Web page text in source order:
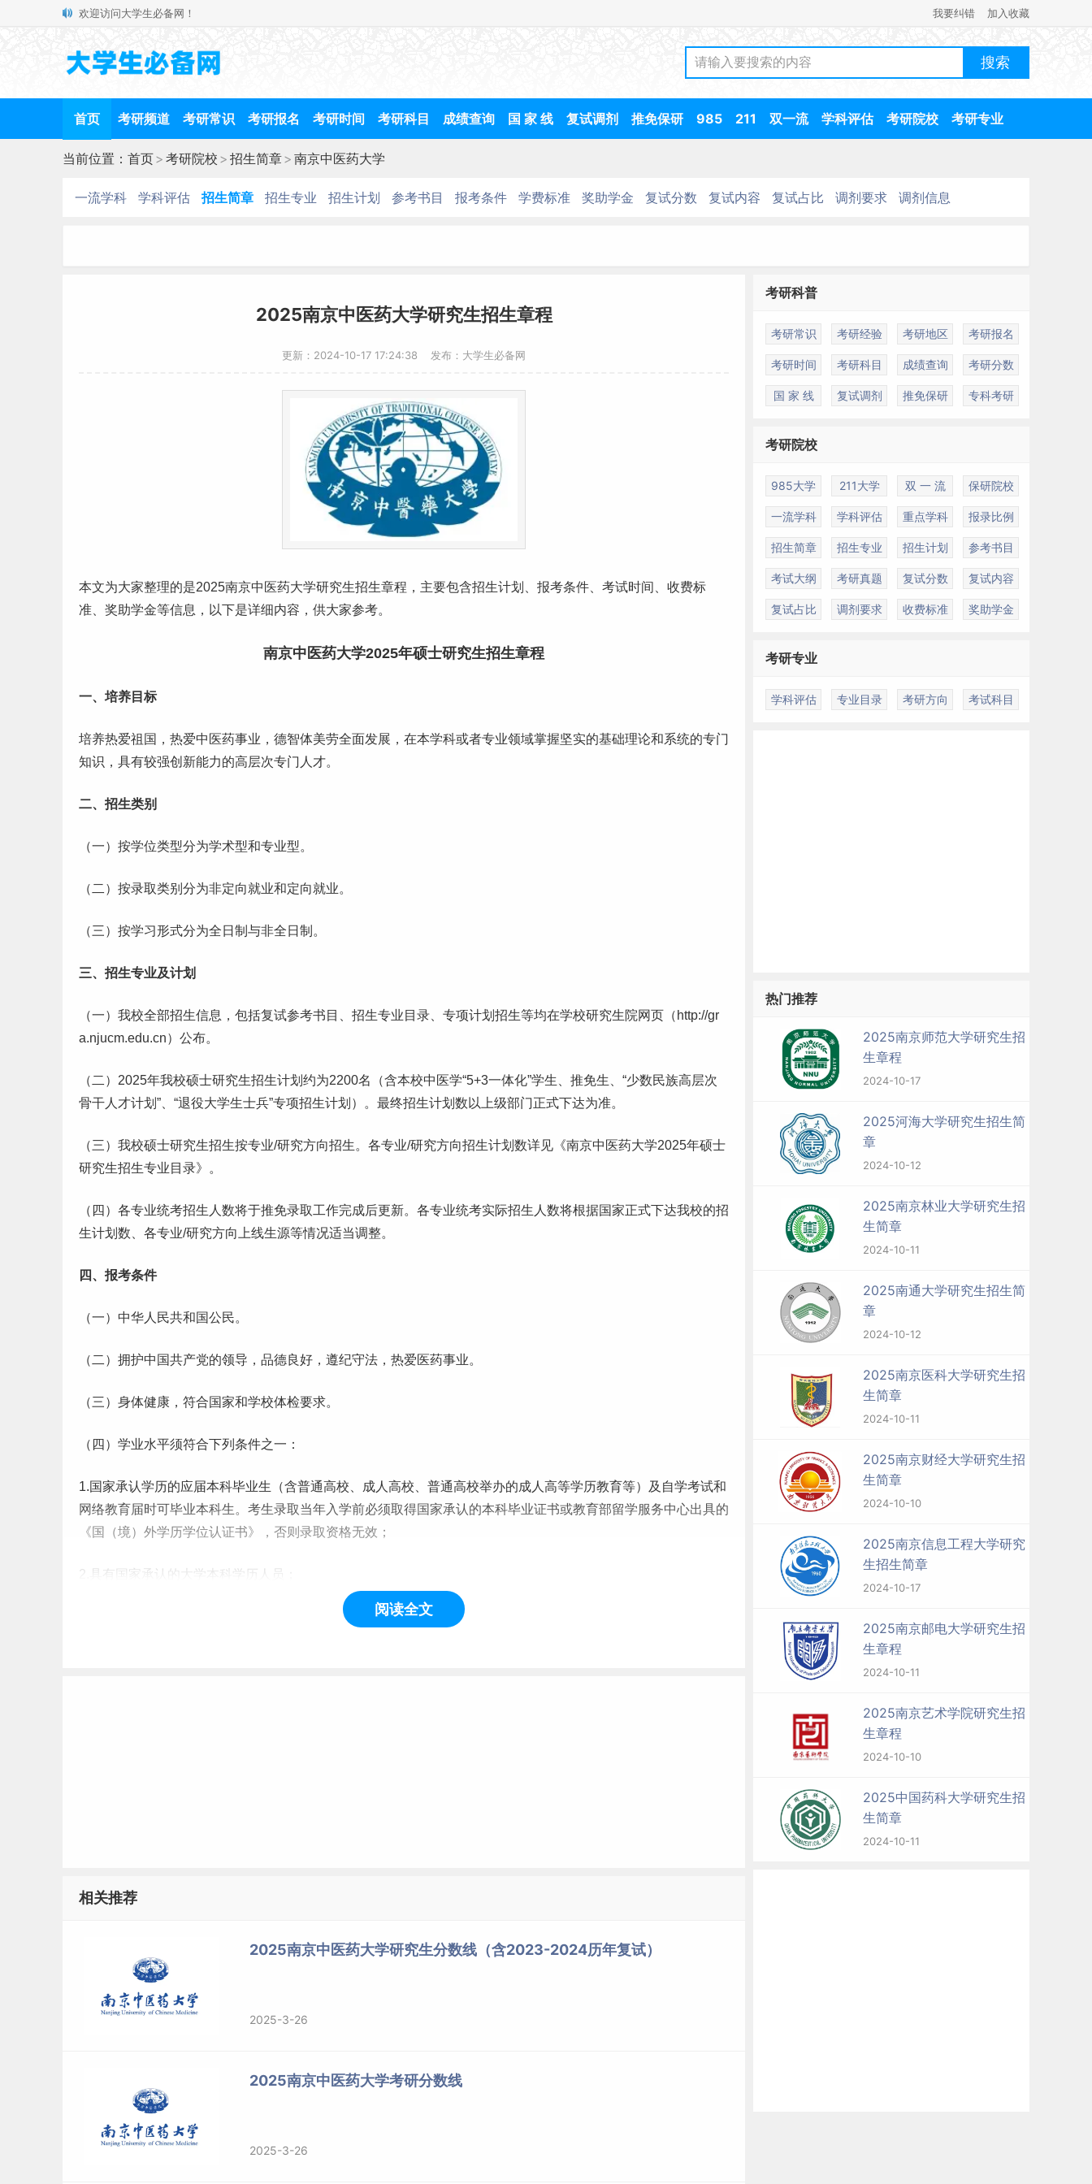
欢迎访问大学生必备网！ 我要纠错 加入收藏
首页 考研频道 考研常识 考研报名 考研时间 考研科目 成绩查询 国 家 线 复试调剂 推免保研 985 211 双一流 学科评估 考研院校 考研专业
当前位置： 首页> 考研院校 > 招生简章> 南京中医药大学
一流学科 学科评估 招生简章 招生专业 招生计划 参考书目 报考条件 学费标准 奖助学金 复试分数 复试内容 复试占比 调剂要求 调剂信息
2025南京中医药大学研究生招生章程
更新：2024-10-17 17:24:38 发布：大学生必备网
本文为大家整理的是2025南京中 医药大学研究生招生章程，主要包含招生计划、报考条件、考试时间、 收费标
准 、奖助学金等信息，以下是详细内容，供大家参考。
南京中医药大学2025年硕士研究生招生章程
一、培养目标
培养热爱祖国，热爱中医药事业，德智体美劳全面发展，在本学科或者专业领域掌握坚实的基础理论和系统的专门
知识，具有较强创新能力的高层次专门人才。
二、招生类别
（一）按学位类型分为学术型和专业型。
（二）按录取类别分为非定向就业和定向就业。
（三）按学习形式分为全日制与非全日制。
三、招生专业及计划
（一）我校全部招生信息，包括复试参考书目、招生专业目录 、专项计划招生等均在学校研究生院网页（http://gr
a.njucm.edu.cn）公布。
（二）2025年我校硕士研究生招生计划约为2200名（含本校中医学“5+3一体化”学生、推免生、“少数民族高层次
骨干人才计划”、“退役大学生士兵”专项招生计划）。最终招生计划数以上级部门正式下达为准。
（三）我校硕士研究生招生按专业/研究方向招生。各专业/研究方向招生计划数详见《南京中医药大学2025年硕士
研究生招生专业目录》。
（四）各专业统考招生人数将于推免录取工作完成后更新。各专业统考实际招生人数将根据国家正式下达我校的招
生计划数、各专业/研究方向上线生源等情况适当调整。
四、报考条件
（一）中华人民共和国公民。
（二）拥护中国共产党的领导，品德良好，遵纪守法，热爱医药事业。
（三）身体健康，符合国家和学校体检要求。
（四）学业水平须符合下列条件之一：
1.国家承认学历的应届本科毕业生 （含普通高校、成人高校、普通高校举办的成人高等学历教育等）及 自学考试和
网络教育届时可毕业本科生。考生录取当年入学前必须取得国家承认的本科毕业证书或教育部留学服务中心出具的
《国（境）外学历学位认证书》，否则录取资格无效；
2.具有国家承认的大学本科学历人员；
3.获得国家承认的高职高专学历后满2年（毕业后到录取当年入学前，下同）或2年以上的人员（报考公共管理专业
上工作经验的人员。
（八）我校除医学专业（专业代码以10开头）外，其他专业均可接受同等学力人员报考。
试。详见我校2025年接收推荐免试硕士研究生招生简章。
五、报考程序
阅读全文
相关推荐
2025南京中医药大学研究生分数线（含2023-2024历年复试）
2025-3-26
2025南京中医药大学考研分数线
2025-3-26
考研科普
考研常识 考研经验 考研地区 考研报名
考研时间 考研科目 成绩查询 考研分数
国 家 线 复试调剂 推免保研 专科考研
考研院校
985大学 211大学 双 一 流 保研院校
一流学科 学科评估 重点学科 报录比例
招生简章 招生专业 招生计划 参考书目
考试大纲 考研真题 复试分数 复试内容
复试占比 调剂要求 收费标准 奖助学金
考研专业
学科评估 专业目录 考研方向 考试科目
热门推荐
2025南京师范大学研究生招
生章程
2024-10-17
2025河海大学研究生招生简
章
2024-10-12
2025南京林业大学研究生招
生简章
2024-10-11
2025南通大学研究生招生简
章
2024-10-12
2025南京医科大学研究生招
生简章
2024-10-11
2025南京财经大学研究生招
生简章
2024-10-10
2025南京信息工程大学研究
生招生简章
2024-10-17
2025南京邮电大学研究生招
生章程
2024-10-11
2025南京艺术学院研究生招
生章程
2024-10-10
2025中国药科大学研究生招
生简章
2024-10-11